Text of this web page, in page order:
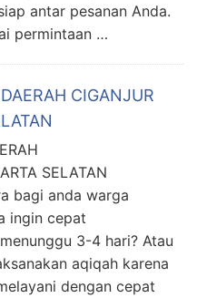
antar pesanan Anda.
permintaan …
CIGANJUR
SELATAN
bagi anda warga
ingin cepat
3-4 hari? Atau
aqiqah karena
dengan cepat